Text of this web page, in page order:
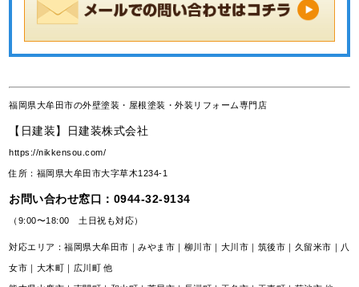
福岡県大牟田市の外壁塗装・屋根塗装・外装リフォーム専門店
【日建装】日建装株式会社
https://nikkensou.com/
住所：福岡県大牟田市大字草木1234-1
お問い合わせ窓口： 0944-32-9134
（9:00〜18:00 土日祝も対応）
対応エリア：福岡県大牟田市｜みやま市｜柳川市｜大川市｜筑後市｜久留米市｜八
女市｜大木町｜広川町 他